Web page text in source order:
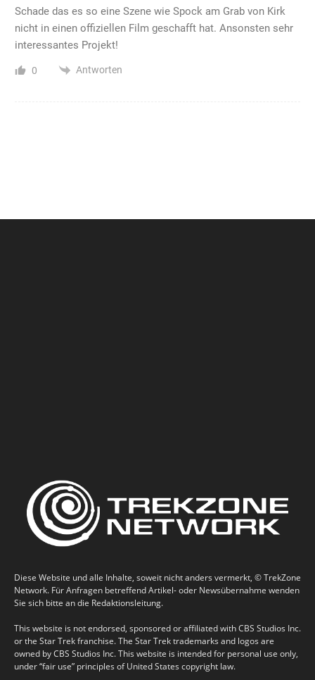
Schade das es so eine Szene wie Spock am Grab von Kirk
nicht in einen offiziellen Film geschafft hat. Ansonsten sehr
interessantes Projekt!
0 Antworten
Diese Website und alle Inhalte, soweit nicht anders vermerkt, © TrekZone
Network. Für Anfragen betreffend Artikel- oder Newsübernahme wenden
Sie sich bitte an die Redaktionsleitung.
This website is not endorsed, sponsored or affiliated with CBS Studios Inc.
or the Star Trek franchise. The Star Trek trademarks and logos are
owned by CBS Studios Inc. This website is intended for personal use only,
under “fair use” principles of United States copyright law.